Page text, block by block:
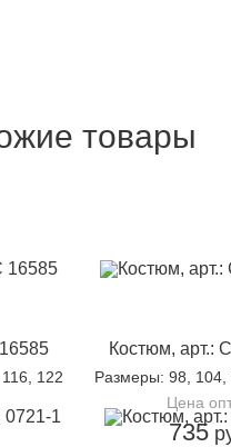
товары
122
Костюм, арт.:
Размеры: 98, 104,
Цена
735